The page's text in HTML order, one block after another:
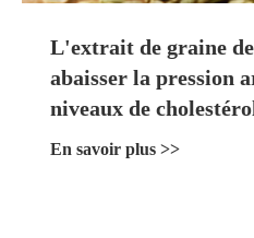
L'extrait de graine
abaisser la pression
niveaux de
En savoir plus >>